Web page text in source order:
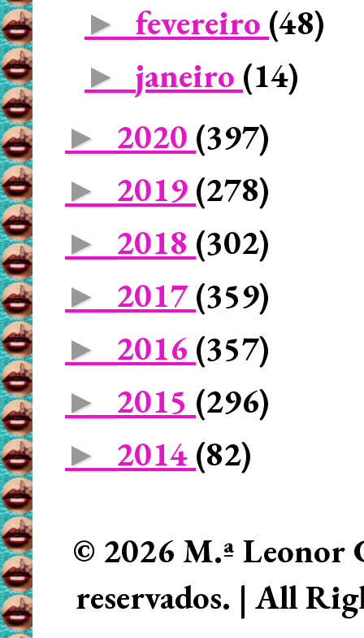
► fevereiro (48)
► janeiro (14)
► 2020 (397)
► 2019 (278)
► 2018 (302)
► 2017 (359)
► 2016 (357)
► 2015 (296)
► 2014 (82)
© 2026 M.ª Leonor
reservados. | All